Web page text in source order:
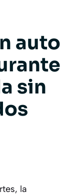
auto
sin
la